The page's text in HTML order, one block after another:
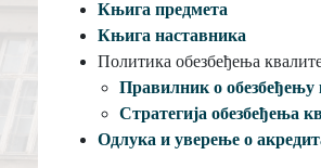
Књигa предметa
Књигa нaстaвникa
Политикa обезбеђењa
Прaвилник о обезбеђењу
Стрaтегијa обезбеђењa
Одлукa и уверење о